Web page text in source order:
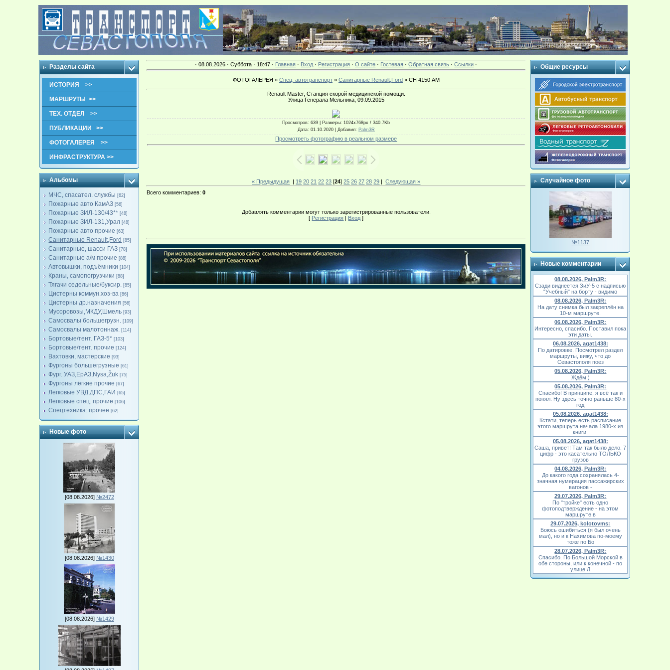
Разделы сайта
ИСТОРИЯ >>
МАРШРУТЫ >>
ТЕХ. ОТДЕЛ >>
ПУБЛИКАЦИИ >>
ФОТОГАЛЕРЕЯ >>
ИНФРАСТРУКТУРА >>
Альбомы
МЧС, спасател. службы [62]
Пожарные авто КамАЗ [56]
Пожарные ЗИЛ-130/43** [48]
Пожарные ЗИЛ-131,Урал [48]
Пожарные авто прочие [63]
Санитарные Renault,Ford [85]
Санитарные, шасси ГАЗ [78]
Санитарные а/м прочие [88]
Автовышки, подъёмники [104]
Краны, самопогрузчики [88]
Тягачи седельные/буксир. [85]
Цистерны коммун.хоз-ва [86]
Цистерны др.назначения [56]
Мусоровозы,МКДУ,Шмель [93]
Самосвалы большегрузн. [109]
Самосвалы малотоннаж. [114]
Бортовые/тент. ГАЗ-5* [103]
Бортовые/тент. прочие [124]
Вахтовки, мастерские [93]
Фургоны большегрузные [61]
Фург. УАЗ,ЕрАЗ,Nysa,Žuk [75]
Фургоны лёгкие прочие [67]
Легковые УВД,ДПС,ГАИ [65]
Легковые спец. прочие [106]
Спецтехника: прочее [62]
Новые фото
[08.08.2026] №2472
[08.08.2026] №1430
[08.08.2026] №1429
· 08.08.2026 · Суббота · 18:47 · Главная · Вход · Регистрация ·О сайте · Гостевая ·Обратная связь ·Ссылки ·
ФОТОГАЛЕРЕЯ » Спец. автотранспорт» Санитарные Renault,Ford» СН 4150 АМ
Renault Master, Станция скорой медицинской помощи.
Улица Генерала Мельника, 09.09.2015
Просмотров: 639 | Размеры: 1024x768px / 340.7Kb
Дата: 01.10.2020 | Добавил: Palm3R
Просмотреть фотографию в реальном размере
« Предыдущая | 19 20 21 22 23 [24]25 26 27 28 29 |Следующая »
Всего комментариев:0
Добавлять комментарии могут только зарегистрированные пользователи.
[ Регистрация | Вход ]
Общие ресурсы
Случайное фото
№1137
Новые комментарии
08.08.2026, Palm3R:
Сзади виднеется ЗиУ-5 с надписью
"Учебный" на борту - видимо
08.08.2026, Palm3R:
На дату снимка был закреплён на
10-м маршруте.
06.08.2026, Palm3R:
Интересно, спасибо. Поставил пока
эти даты.
06.08.2026, agat1438:
По датировке. Посмотрел раздел
маршруты, вижу, что до
Севастополя поез
05.08.2026, Palm3R:
Ждём )
05.08.2026, Palm3R:
Спасибо! В принципе, я всё так и
понял. Ну здесь точно раньше 80-х
год
05.08.2026, agat1438:
Кстати, теперь есть расписание
этого маршрута начала 1980-х из
книги.
05.08.2026, agat1438:
Саша, привет! Там так было дело. 7
цифр - это касательно ТОЛЬКО
грузов
04.08.2026, Palm3R:
До какого года сохранялась 4-
значная нумерация пассажирских
вагонов -
29.07.2026, Palm3R:
По "тройке" есть одно
фотоподтверждение - на этом
маршруте в
29.07.2026, kolotovms:
Боюсь ошибиться (я был очень
мал), но и к Нахимова по-моему
тоже по Бо
28.07.2026, Palm3R:
Спасибо. По Большой Морской в
обе стороны, или к конечной - по
улице Л